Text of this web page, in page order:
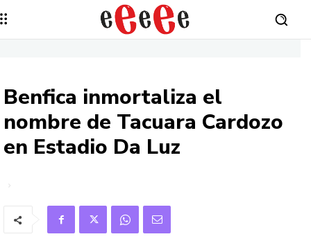
Benfica inmortaliza el
nombre de Tacuara Cardozo
en Estadio Da Luz